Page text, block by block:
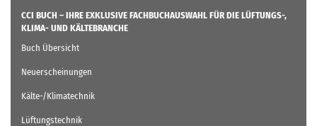
CCI BUCH – IHRE EXKLUSIVE FACHBUCHAUSWAHL FÜR DIE LÜFTUNGS-,
KLIMA- UND KÄLTEBRANCHE
Buch Übersicht
Neuerscheinungen
Kälte-/Klimatechnik
Lüftungstechnik